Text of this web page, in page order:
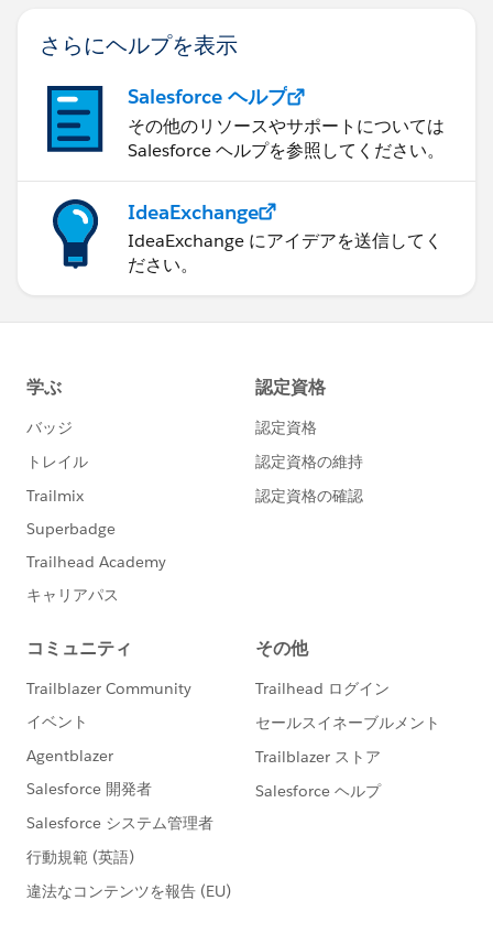
さらにヘルプを表示
Salesforce ヘルプ
その他のリソースやサポートについては
Salesforce ヘルプを参照してください。
IdeaExchange
IdeaExchange にアイデアを送信してく
ださい。